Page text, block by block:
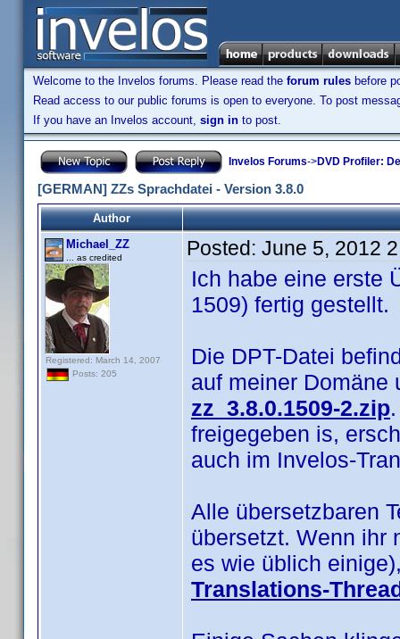
Welcome to the Invelos forums. Please read the forum rules before
Read access to our public forums is open to everyone. To post
If you have an Invelos account, sign in to post.
Invelos Forums->DVD Profiler:
[GERMAN] ZZs Sprachdatei - Version 3.8.0
Author
Michael_ZZ
... as credited
Registered: March 14, 2007
Posts: 205
Posted: June 5, 2012
Ich habe eine erste
1509) fertig gestellt.
Die DPT-Datei
auf meiner Domäne
zz_3.8.0.1509-2.zip
freigegeben is,
auch im Invelos-
Alle übersetzbaren
übersetzt. Wenn ihr
es wie üblich
Translations-